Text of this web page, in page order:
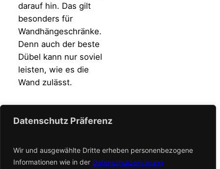
Datenschutz Präferenz
Wir und ausgewählte Dritte erheben personenbezogene
Informationen wie in der Datenschutzerklärung
darauf hin. Das gilt
besonders für
Wandhängeschränke.
Denn auch der beste
Dübel kann nur soviel
leisten, wie es die
Wand zulässt.
Einen Eintrag vorschlagen